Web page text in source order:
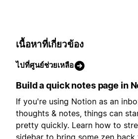
เนื้อหาที่เกี่ยวข้อง
ไปที่ศูนย์ช่วยเหลือ
Build a quick notes page in
If you're using Notion as an
thoughts & notes, things can
pretty quickly. Learn how to